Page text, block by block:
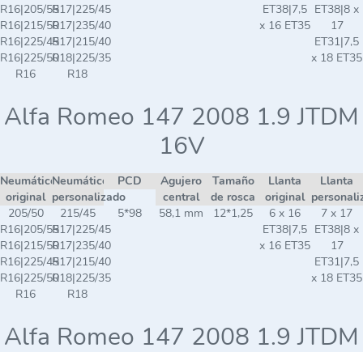
R16|205/55
R16|215/50
R16|225/45
R16|225/50
R16
R17|225/45
R17|235/40
R17|215/40
R18|225/35
R18
ET38|7,5
x 16 ET35
ET38|8 x
17
ET31|7,5
x 18 ET35
Alfa Romeo 147 2008 1.9 JTDM
16V
Neumático
original
Neumático
personalizado
PCD
Agujero
central
Tamaño
de rosca
Llanta
original
Llanta
205/50
R16|205/55
R16|215/50
R16|225/45
R16|225/50
R16
215/45
R17|225/45
R17|235/40
R17|215/40
R18|225/35
R18
5*98 58,1 mm 12*1,25
6 x 16
ET38|7,5
x 16 ET35
7 x 17
ET38|8 x
17
ET31|7,5
x 18 ET35
Alfa Romeo 147 2008 1.9 JTDM